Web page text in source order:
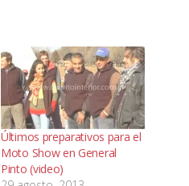
Últimos preparativos para el
Moto Show en General
Pinto (video)